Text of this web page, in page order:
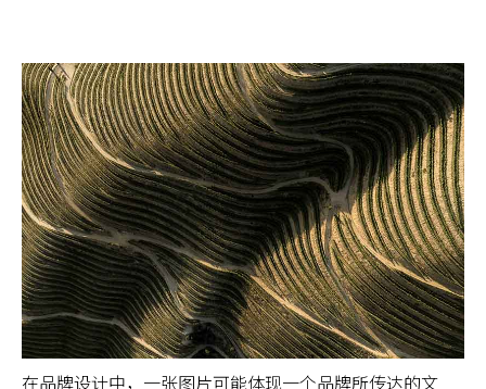
在品牌设计中，一张图片可能体现一个品牌所传达的文